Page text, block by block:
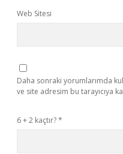
Web Sitesi
Daha sonraki yorumlarımda
ve site adresim bu tarayıcıya
6 + 2 kaçtır?*